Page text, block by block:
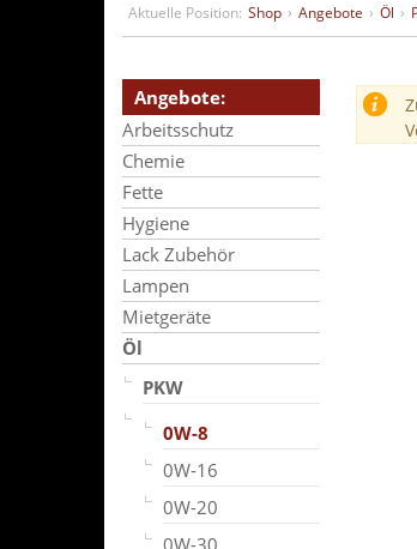
Aktuelle Position: Shop › Angebote › Öl ›
Angebote:
Arbeitsschutz
Chemie
Fette
Hygiene
Lack Zubehör
Lampen
Mietgeräte
Öl
PKW
0W-8
0W-16
0W-20
0W-30